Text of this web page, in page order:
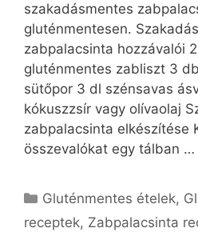
szakadásmentes
gluténmentesen.
zabpalacsinta hozzávalói
gluténmentes zabliszt 3
sütőpor 3 dl szénsavas
kókuszzsír vagy olívaolaj
zabpalacsinta elkészítése
összevalókat egy tálban …
Kategória
Gluténmentes ételek,
receptek, Zabpalacsinta